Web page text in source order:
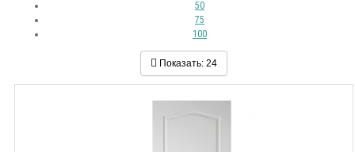
50
75
100
Показать: 24